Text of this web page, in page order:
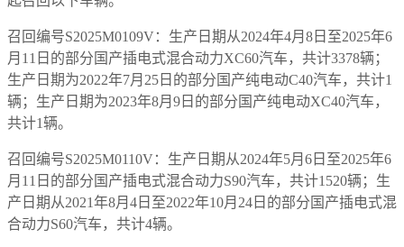
召回编号S2025M0109V：生产日期从2024年4月8日至2025年6
月11日的部分国产插电式混合动力XC60汽车，共计3378辆；
生产日期为2022年7月25日的部分国产纯电动C40汽车，共计1
辆；生产日期为2023年8月9日的部分国产纯电动XC40汽车，
共计1辆。
召回编号S2025M0110V：生产日期从2024年5月6日至2025年6
月11日的部分国产插电式混合动力S90汽车，共计1520辆；生
产日期从2021年8月4日至2022年10月24日的部分国产插电式混
合动力S60汽车，共计4辆。